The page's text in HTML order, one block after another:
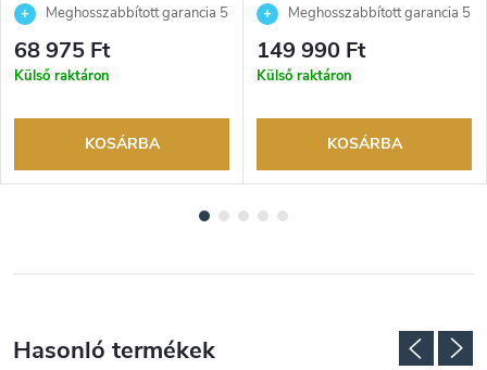
Meghosszabbított garancia 5
évre. Akár 100 napos
visszaküldési lehetőség. Hivatalos
68 975 Ft
Külső raktáron
KOSÁRBA
Meghosszabbított garancia 5
évre. Akár 100 napos
visszaküldési lehetőség. Hivatalos
149 990 Ft
Külső raktáron
KOSÁRBA